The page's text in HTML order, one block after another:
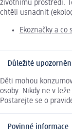
životnímu prostředí.
chtěli usnadnit
Ekoznačky a co
Důležité
Děti mohou
osoby. Nikdy ne v
Postarejte se o
Povinné informace